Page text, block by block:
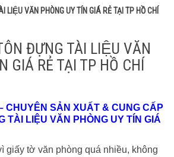
LIỆU VĂN PHÒNG UY TÍN GIÁ RẺ TẠI TP HỒ CHÍ
ĐỰNG TÀI LIỆU VĂN
GIÁ RẺ TẠI TP HỒ CHÍ
CHUYÊN SẢN XUẤT & CUNG CẤP
TÀI LIỆU VĂN PHÒNG UY TÍN GIÁ
giấy tờ văn phòng quá nhiều, không